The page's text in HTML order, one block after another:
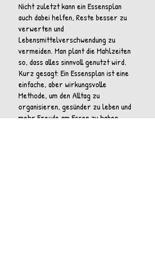
Nicht zuletzt kann ein Essensplan
auch dabei helfen, Reste besser zu
verwerten und
Lebensmittelverschwendung zu
vermeiden. Man plant die Mahlzeiten
so, dass alles sinnvoll genutzt wird.
Kurz gesagt: Ein Essensplan ist eine
einfache, aber wirkungsvolle
Methode, um den Alltag zu
organisieren, gesünder zu leben und
mehr Freude am Essen zu haben.